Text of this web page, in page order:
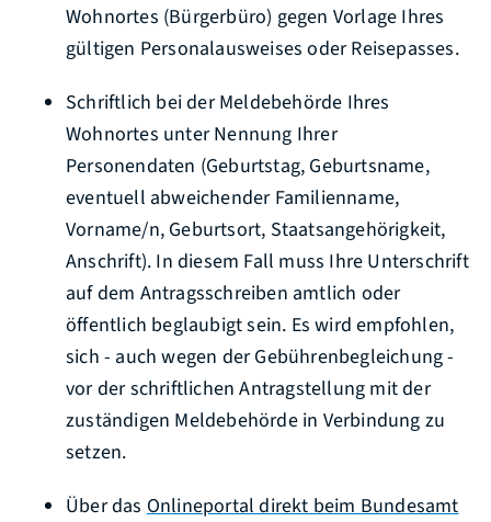
Wohnortes (Bürgerbüro) gegen Vorlage Ihres
gültigen Personalausweises oder Reisepasses.
Schriftlich bei der Meldebehörde Ihres
Wohnortes unter Nennung Ihrer
Personendaten (Geburtstag, Geburtsname,
eventuell abweichender Familienname,
Vorname/n, Geburtsort, Staatsangehörigkeit,
Anschrift). In diesem Fall muss Ihre Unterschrift
auf dem Antragsschreiben amtlich oder
öffentlich beglaubigt sein. Es wird empfohlen,
sich - auch wegen der Gebührenbegleichung -
vor der schriftlichen Antragstellung mit der
zuständigen Meldebehörde in Verbindung zu
setzen.
Über das Onlineportal direkt beim Bundesamt